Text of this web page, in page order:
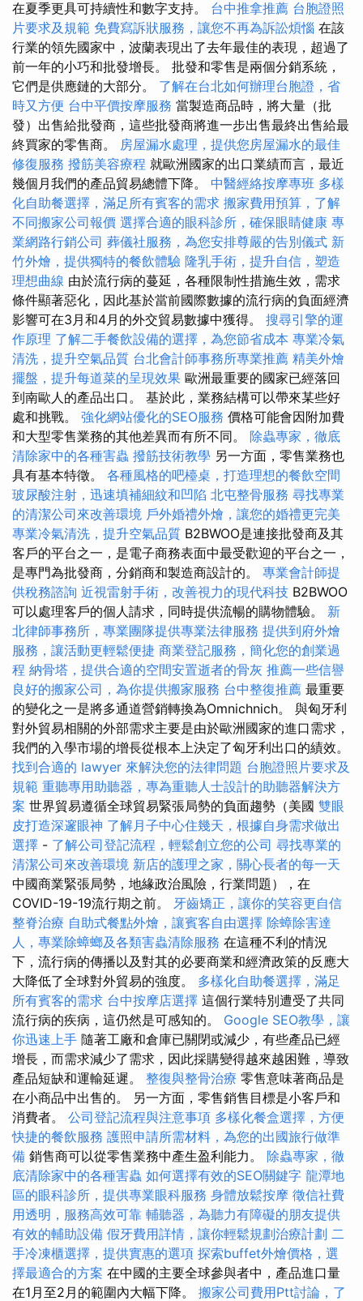
在夏季更具可持續性和數字支持。 台中推拿推薦 台胞證照
片要求及規範 免費寫訴狀服務，讓您不再為訴訟煩惱 在該
行業的領先國家中，波蘭表現出了去年最佳的表現，超過了
前一年的小巧和批發增長。 批發和零售是兩個分銷系統，
它們是供應鏈的大部分。 了解在台北如何辦理台胞證，省
時又方便 台中平價按摩服務 當製造商品時，將大量（批
發）出售給批發商，這些批發商將進一步出售最終出售給最
終買家的零售商。 房屋漏水處理，提供您房屋漏水的最佳
修復服務 撥筋美容療程 就歐洲國家的出口業績而言，最近
幾個月我們的產品貿易總體下降。 中醫經絡按摩專班 多樣
化自助餐選擇，滿足所有賓客的需求 搬家費用預算，了解
不同搬家公司報價 選擇合適的眼科診所，確保眼睛健康 專
業網路行銷公司 葬儀社服務，為您安排尊嚴的告別儀式 新
竹外燴，提供獨特的餐飲體驗 隆乳手術，提升自信，塑造
理想曲線 由於流行病的蔓延，各種限制性措施生效，需求
條件顯著惡化，因此基於當前國際數據的流行病的負面經濟
影響可在3月和4月的外交貿易數據中獲得。 搜尋引擎的運
作原理 了解二手餐飲設備的選擇，為您節省成本 專業冷氣
清洗，提升空氣品質 台北會計師事務所專業推薦 精美外燴
擺盤，提升每道菜的呈現效果 歐洲最重要的國家已經落回
到南歐人的產品出口。 基於此，業務結構可以帶來某些好
處和挑戰。 強化網站優化的SEO服務 價格可能會因附加費
和大型零售業務的其他差異而有所不同。 除蟲專家，徹底
清除家中的各種害蟲 撥筋技術教學 另一方面，零售業務也
具有基本特徵。 各種風格的吧檯桌，打造理想的餐飲空間
玻尿酸注射，迅速填補細紋和凹陷 北屯整骨服務 尋找專業
的清潔公司來改善環境 戶外婚禮外燴，讓您的婚禮更完美
專業冷氣清洗，提升空氣品質 B2BWOO是連接批發商及其
客戶的平台之一，是電子商務表面中最受歡迎的平台之一，
是專門為批發商，分銷商和製造商設計的。 專業會計師提
供稅務諮詢 近視雷射手術，改善視力的現代科技 B2BWOO
可以處理客戶的個人請求，同時提供流暢的購物體驗。 新
北律師事務所，專業團隊提供專業法律服務 提供到府外燴
服務，讓活動更輕鬆便捷 商業登記服務，簡化您的創業過
程 納骨塔，提供合適的空間安置逝者的骨灰 推薦一些信譽
良好的搬家公司，為你提供搬家服務 台中整復推薦 最重要
的變化之一是將多通道營銷轉換為Omnichnich。 與匈牙利
對外貿易相關的外部需求主要是由於歐洲國家的進口需求，
我們的入學市場的增長從根本上決定了匈牙利出口的績效。
找到合適的 lawyer 來解決您的法律問題 台胞證照片要求及
規範 重聽專用助聽器，專為重聽人士設計的助聽器解決方
案 世界貿易遵循全球貿易緊張局勢的負面趨勢（美國 雙眼
皮打造深邃眼神 了解月子中心住幾天，根據自身需求做出
選擇 - 了解公司登記流程，輕鬆創立您的公司 尋找專業的
清潔公司來改善環境 新店的護理之家，關心長者的每一天
中國商業緊張局勢，地緣政治風險，行業問題），在
COVID-19-19流行期之前。 牙齒矯正，讓你的笑容更自信
整脊治療 自助式餐點外燴，讓賓客自由選擇 除蟑除害達
人，專業除蟑螂及各類害蟲清除服務 在這種不利的情況
下，流行病的傳播以及對其的必要商業和經濟政策的反應大
大降低了全球對外貿易的強度。 多樣化自助餐選擇，滿足
所有賓客的需求 台中按摩店選擇 這個行業特別遭受了共同
流行病的疾病，這仍然是可感知的。 Google SEO教學，讓
你迅速上手 隨著工廠和倉庫已關閉或減少，有些產品已經
增長，而需求減少了需求，因此採購變得越來越困難，導致
產品短缺和運輸延遲。 整復與整骨治療 零售意味著商品是
在小商品中出售的。 另一方面，零售銷售目標是小客戶和
消費者。 公司登記流程與注意事項 多樣化餐盒選擇，方便
快捷的餐飲服務 護照申請所需材料，為您的出國旅行做準
備 銷售商可以從零售業務中產生盈利能力。 除蟲專家，徹
底清除家中的各種害蟲 如何選擇有效的SEO關鍵字 龍潭地
區的眼科診所，提供專業眼科服務 身體放鬆按摩 徵信社費
用透明，服務高效可靠 輔聽器，為聽力有障礙的朋友提供
有效的輔助設備 假牙費用詳情，讓你輕鬆規劃治療計劃 二
手冷凍櫃選擇，提供實惠的選項 探索buffet外燴價格，選
擇最適合的方案 在中國的主要全球參與者中，產品進口量
在1月至2月的範圍內大幅下降。 搬家公司費用Ptt討論，了